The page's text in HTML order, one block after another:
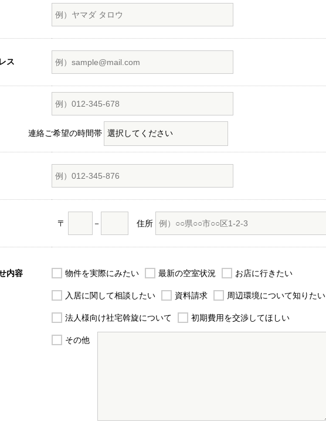
ス
連絡ご希望の時間帯
〒 － 住所
内容 物件を実際にみたい 最新の空室状況 お店に行きたい
入居に関して相談したい 資料請求 周辺環境について知りたい
法人様向け社宅斡旋について 初期費用を交渉してほしい
その他